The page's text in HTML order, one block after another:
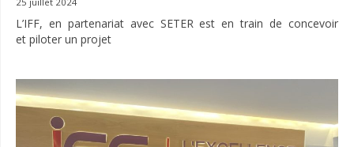
L’IFF, en partenariat avec SETER est en train de concevoir
et piloter un projet